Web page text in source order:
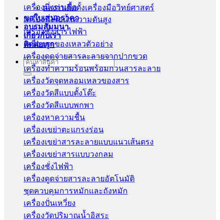
ผลงานติดตั้งเครื่องมือวิทย์ศาสตร์
ขอใบเสนอราคา
อบรมสัมมนา
เกี่ยวกับเรา
ติดต่อเรา
Search
for:
เครื่องนึ่งฆ่าเชื้อ
เครื่องนึ่งไอน้ำความดันสูง
เครื่องชั่งสารไฟฟ้า
เครื่องดูดของเหลวตัวอย่าง
เครื่องดูดจ่ายสารละลายจากปากขวด
เครื่องทำความร้อนพร้อมกวนสารละลาย
เครื่องวัดจุดหลอมเหลวของสาร
เครื่องวัดสีแบบตั้งโต๊ะ
เครื่องวัดสีแบบพกพา
เครื่องหาความชื้น
เครื่องเขย่าตะแกรงร่อน
เครื่องเขย่าสารละลายแบบแนวเส้นตรง
เครื่องเขย่าสารแบบวงกลม
เครื่องชั่งไฟฟ้า
เครื่องดูดจ่ายสารละลายอัตโนมัติ
ชุดควบคุมการหมักและถังหมัก
เครื่องปั่นเหวี่ยง
เครื่องวัดปริมาณน้ำอิสระ